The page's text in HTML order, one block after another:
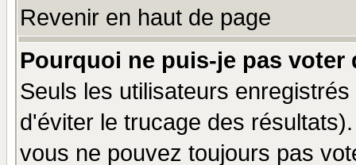
Revenir en haut de page
Pourquoi ne puis-je pas voter
Seuls les utilisateurs
d'éviter le trucage des
vous ne pouvez toujours pas